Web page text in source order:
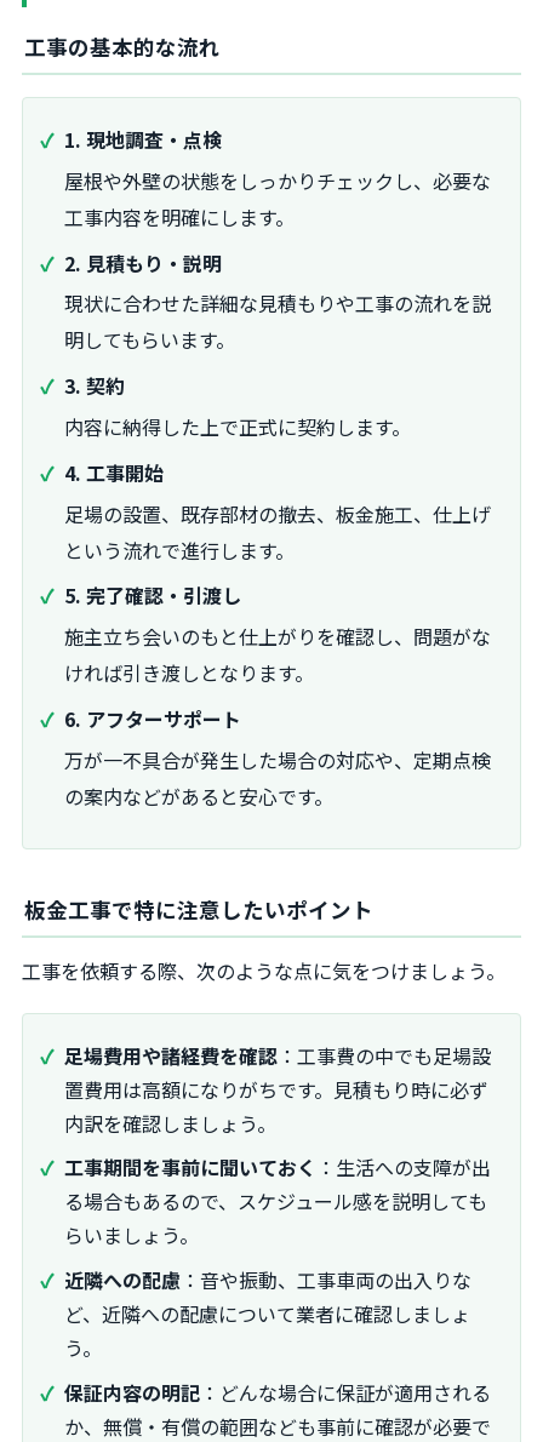
工事の基本的な流れ
1. 現地調査・点検
屋根や外壁の状態をしっかりチェックし、必要な
工事内容を明確にします。
2. 見積もり・説明
現状に合わせた詳細な見積もりや工事の流れを説
明してもらいます。
3. 契約
内容に納得した上で正式に契約します。
4. 工事開始
足場の設置、既存部材の撤去、板金施工、仕上げ
という流れで進行します。
5. 完了確認・引渡し
施主立ち会いのもと仕上がりを確認し、問題がな
ければ引き渡しとなります。
6. アフターサポート
万が一不具合が発生した場合の対応や、定期点検
の案内などがあると安心です。
板金工事で特に注意したいポイント
工事を依頼する際、次のような点に気をつけましょう。
足場費用や諸経費を確認 ：工事費の中でも足場設
置費用は高額になりがちです。見積もり時に必ず
内訳を確認しましょう。
工事期間を事前に聞いておく ：生活への支障が出
る場合もあるので、スケジュール感を説明しても
らいましょう。
近隣への配慮 ：音や振動、工事車両の出入りな
ど、近隣への配慮について業者に確認しましょ
う。
保証内容の明記 ：どんな場合に保証が適用される
か、無償・有償の範囲なども事前に確認が必要で